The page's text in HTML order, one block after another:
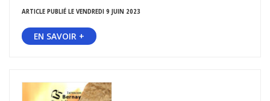
ARTICLE PUBLIÉ LE VENDREDI 9 JUIN 2023
EN SAVOIR +